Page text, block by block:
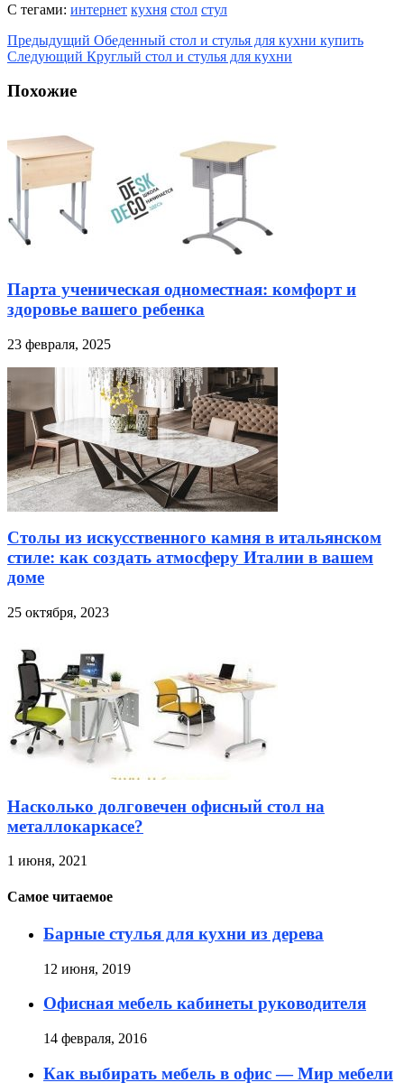
С тегами: интернет кухня стол стул
Предыдущий Обеденный стол и стулья для кухни купить
Следующий Круглый стол и стулья для кухни
Похожие
Парта ученическая одноместная: комфорт и
здоровье вашего ребенка
23 февраля, 2025
Столы из искусственного камня в итальянском
стиле: как создать атмосферу Италии в вашем
доме
25 октября, 2023
Насколько долговечен офисный стол на
металлокаркасе?
1 июня, 2021
Самое читаемое
Барные стулья для кухни из дерева
12 июня, 2019
Офисная мебель кабинеты руководителя
14 февраля, 2016
Как выбирать мебель в офис — Мир мебели